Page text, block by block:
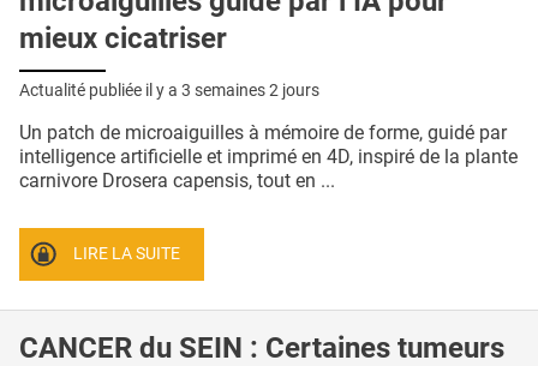
mieux cicatriser
Actualité publiée il y a 3 semaines 2 jours
Un patch de microaiguilles à mémoire de forme, guidé par
intelligence artificielle et imprimé en 4D, inspiré de la plante
carnivore Drosera capensis, tout en ...
LIRE LA SUITE
CANCER du SEIN : Certaines tumeurs